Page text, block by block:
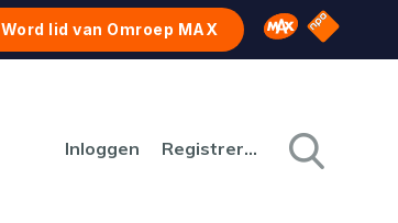
Word lid van Omroep MAX Omroep MAX
NPO
Inloggen Registreren